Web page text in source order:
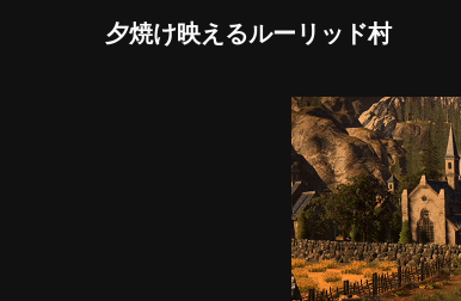
夕焼け映えるルーリッド村